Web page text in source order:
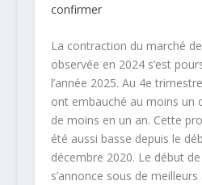
confirmer
La contraction du marché
observée en 2024 s’est
l’année 2025. Au 4e
ont embauché au moins un
de moins en un an. Cette
été aussi basse depuis le
décembre 2020. Le début de
s’annonce sous de